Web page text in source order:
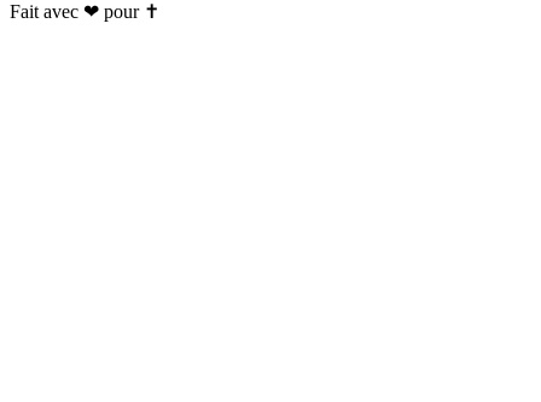
Fait avec ❤ pour ✝️️